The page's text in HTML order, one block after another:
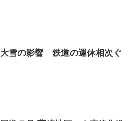
大雪の影響 鉄道の運休相次ぐ